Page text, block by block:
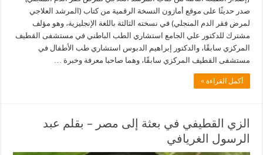
صدر حديثًا على موقع أمازون النسخة الرقمية من كتاب (المرشد العلاجي
لمرض فقر الدم المنجلي) في نسخته الثالثة باللغة الإنجليزية، وهو مؤلف
مشترك للدكتور علي الجامع استشاري الطب الباطني في مستشفى القطيف
المركزي سابقًا، والدكتور إبراهيم الدبوس استشاري طب الأطفال في
مستشفى القطيف المركزي سابقًا، وهما صاحبا معرفة وخبرة …
أكمل القراءة »
الزي القطيفي في بعثة إلى مصر – بقلم عبد
الرسول الغريافي